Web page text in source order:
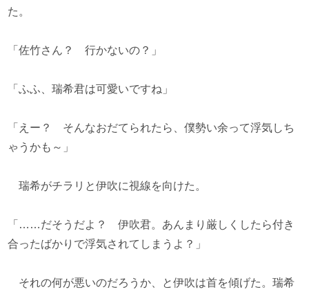
た。
「佐竹さん？ 行かないの？」
「ふふ、瑞希君は可愛いですね」
「えー？ そんなおだてられたら、僕勢い余って浮気しち
ゃうかも～」
瑞希がチラリと伊吹に視線を向けた。
「……だそうだよ？ 伊吹君。あんまり厳しくしたら付き
合ったばかりで浮気されてしまうよ？」
それの何が悪いのだろうか、と伊吹は首を傾げた。瑞希